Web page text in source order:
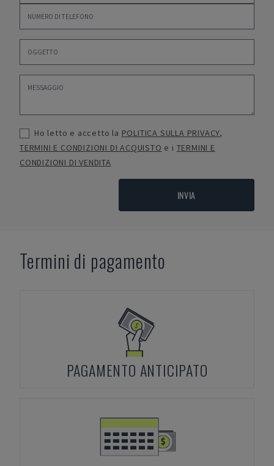
Ho letto e accetto la POLITICA SULLA PRIVACY,
TERMINI E CONDIZIONI DI ACQUISTO e i TERMINI E
CONDIZIONI DI VENDITA
INVIA
Termini di pagamento
PAGAMENTO ANTICIPATO